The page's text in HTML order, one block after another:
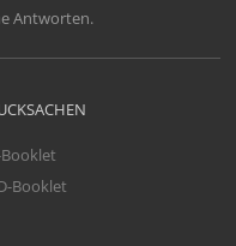
Antworten.
Booklet
Booklet